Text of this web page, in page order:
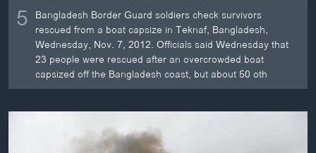
ລາຍການກະຈາຍສຽງ
ລາຍງານ
ຕິດຕາມພວກເຮົາ ທີ່
ພາສາຕ່າງໆ
5 Bangladesh Border Guard soldiers check survivors
rescued from a boat capsize in Teknaf, Bangladesh,
Wednesday, Nov. 7, 2012. Officials said Wednesday that
23 people were rescued after an overcrowded boat
capsized off the Bangladesh coast, but about 50 oth